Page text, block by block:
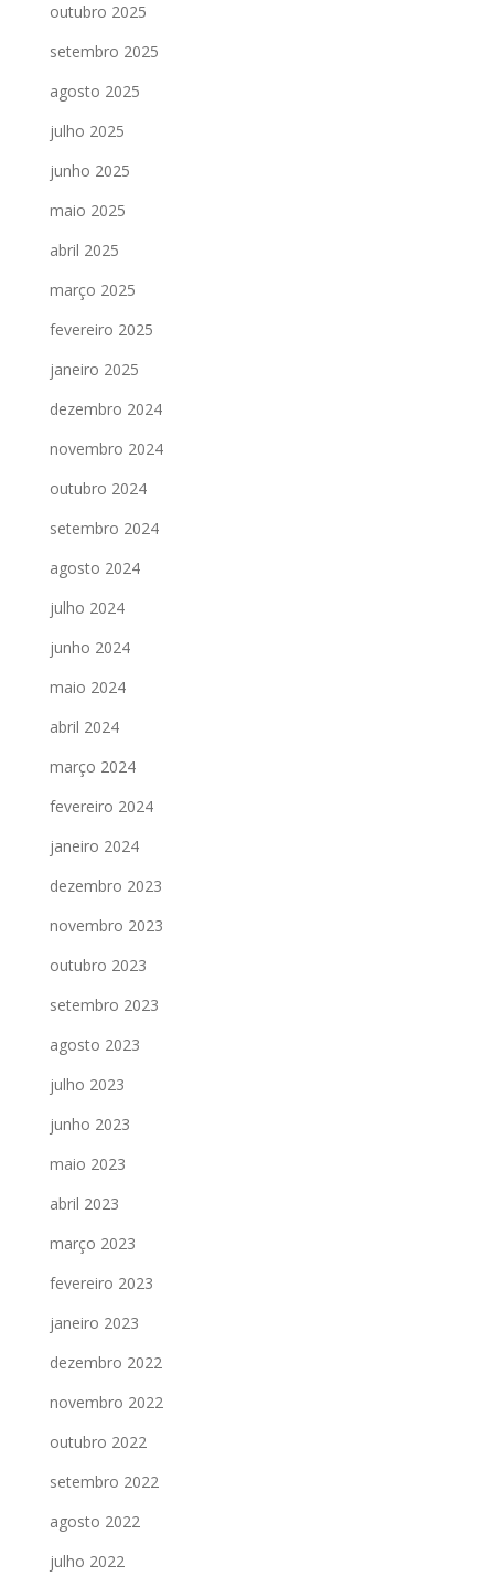
outubro 2025
setembro 2025
agosto 2025
julho 2025
junho 2025
maio 2025
abril 2025
março 2025
fevereiro 2025
janeiro 2025
dezembro 2024
novembro 2024
outubro 2024
setembro 2024
agosto 2024
julho 2024
junho 2024
maio 2024
abril 2024
março 2024
fevereiro 2024
janeiro 2024
dezembro 2023
novembro 2023
outubro 2023
setembro 2023
agosto 2023
julho 2023
junho 2023
maio 2023
abril 2023
março 2023
fevereiro 2023
janeiro 2023
dezembro 2022
novembro 2022
outubro 2022
setembro 2022
agosto 2022
julho 2022